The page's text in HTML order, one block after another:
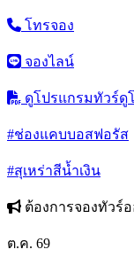
โทรจอง
จองไลน์
ดูโปรแกรมทัวร์ดู
#ช่องแคบบอสฟอรัส
#สุเหร่าสีน้ำเงิน
ต้องการจองทัวร์
ต.ค. 69